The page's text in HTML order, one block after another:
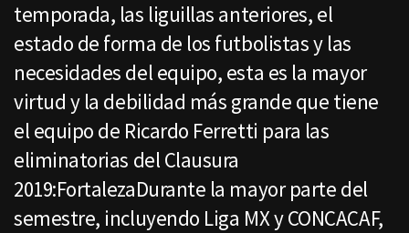
temporada, las liguillas anteriores, el
estado de forma de los futbolistas y las
necesidades del equipo, esta es la mayor
virtud y la debilidad más grande que tiene
el equipo de Ricardo Ferretti para las
eliminatorias del Clausura
2019:FortalezaDurante la mayor parte del
semestre, incluyendo Liga MX y CONCACAF,